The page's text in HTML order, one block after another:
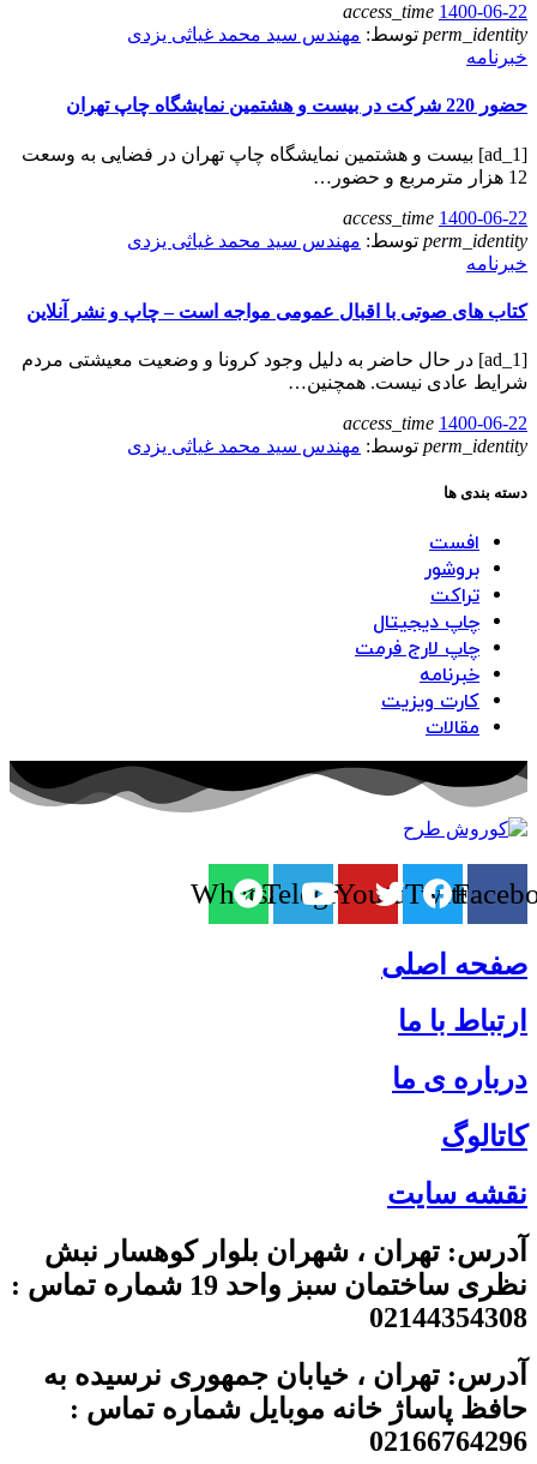
access_time 1400-06-22
perm_identity توسط: مهندس سید محمد غیاثی یزدی
خبرنامه
حضور 220 شرکت در بیست و هشتمین نمایشگاه چاپ تهران
[ad_1] بیست و هشتمین نمایشگاه چاپ تهران در فضایی به وسعت
12 هزار مترمربع و حضور…
access_time 1400-06-22
perm_identity توسط: مهندس سید محمد غیاثی یزدی
خبرنامه
کتاب های صوتی با اقبال عمومی مواجه است – چاپ و نشر آنلاین
[ad_1] در حال حاضر به دلیل وجود کرونا و وضعیت معیشتی مردم
شرایط عادی نیست. همچنین…
access_time 1400-06-22
perm_identity توسط: مهندس سید محمد غیاثی یزدی
دسته بندی ها
افست
بروشور
تراکت
چاپ دیجیتال
چاپ لارج فرمت
خبرنامه
کارت ویزیت
مقالات
Twitter
Youtube
Telegram
Whatsapp
صفحه اصلی
ارتباط با ما
درباره ی ما
کاتالوگ
نقشه سایت
آدرس: تهران ، شهران بلوار کوهسار نبش
نظری ساختمان سبز واحد 19 شماره تماس :
02144354308
آدرس: تهران ، خیابان جمهوری نرسیده به
حافظ پاساژ خانه موبایل شماره تماس :
02166764296